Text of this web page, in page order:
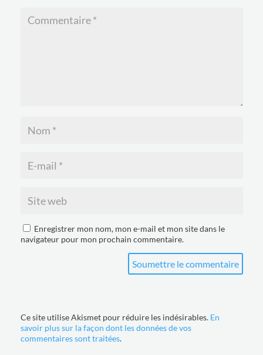
Enregistrer mon nom, mon e-mail et mon site dans le
navigateur pour mon prochain commentaire.
Soumettre le commentaire
Ce site utilise Akismet pour réduire les indésirables. En
savoir plus sur la façon dont les données de vos
commentaires sont traitées.